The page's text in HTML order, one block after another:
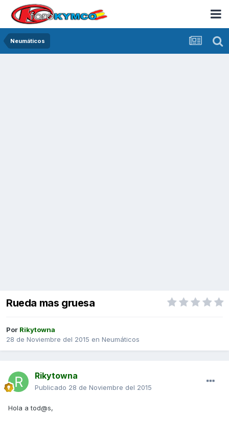
Neumáticos
Rueda mas gruesa
Por Rikytowna
28 de Noviembre del 2015 en Neumáticos
Rikytowna
Publicado 28 de Noviembre del 2015
Hola a tod@s,